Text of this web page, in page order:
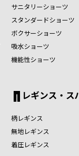
サニタリーショーツ
スタンダードショーツ
ボクサーショーツ
吸水ショーツ
機能性ショーツ
レギンス・ス
柄レギンス
無地レギンス
着圧レギンス